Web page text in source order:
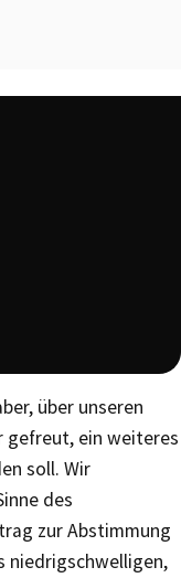
über unseren
gefreut, ein weiteres
soll. Wir
des
zur Abstimmung
niedrigschwelligen,